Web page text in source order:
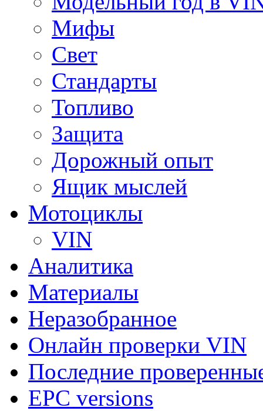
Мифы
Свет
Стандарты
Топливо
Защита
Дорожный опыт
Ящик мыслей
Мотоциклы
VIN
Аналитика
Материалы
Неразобранное
Онлайн проверки VIN
Последние
EPC versions